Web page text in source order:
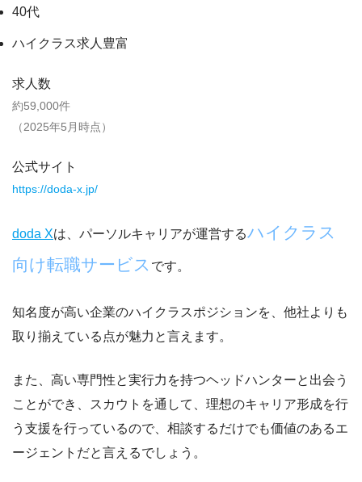
40代
ハイクラス求人豊富
求人数
約59,000件
（2025年5月時点）
公式サイト
https://doda-x.jp/
doda Xは、パーソルキャリアが運営するハイクラス
向け転職サービス です。
知名度が高い企業のハイクラスポジションを、他社よりも
取り揃えている点が魅力と言えます。
また、 高い専門性と実行力を持つヘッドハンターと出会う
ことができ、
スカウトを通して、理想のキャリア形成を行
う支援を行っているので、相談するだけでも価値のあるエ
ージェントだと言えるでしょう。